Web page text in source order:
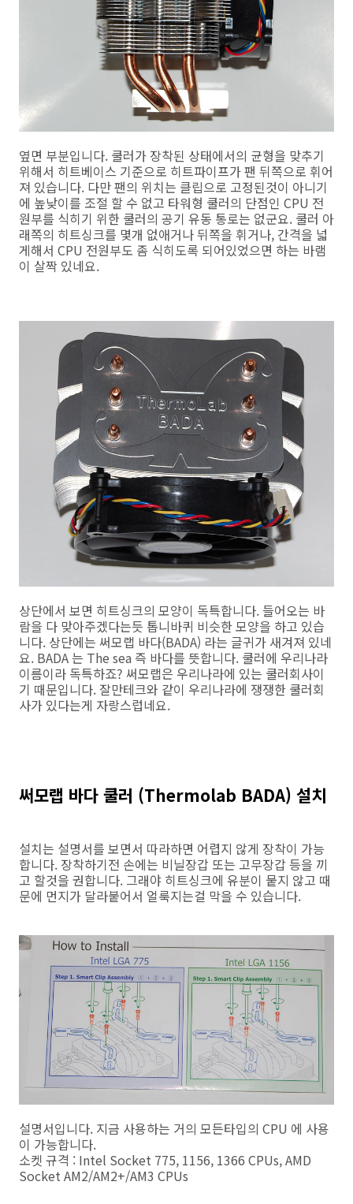
옆면 부분입니다. 쿨러가 장착된 상태에서의 균형을 맞추기
위해서 히트베이스 기준으로 히트파이프가 팬 뒤쪽으로 휘어
져 있습니다. 다만 팬의 위치는 클립으로 고정된것이 아니기
에 높낮이를 조절 할 수 없고 타워형 쿨러의 단점인 CPU 전
원부를 식히기 위한 쿨러의 공기 유동 통로는 없군요. 쿨러 아
래쪽의 히트싱크를 몇개 없애거나 뒤쪽을 휘거나, 간격을 넓
게해서 CPU 전원부도 좀 식히도록 되어있었으면 하는 바램
이 살짝 있네요.
상단에서 보면 히트싱크의 모양이 독특합니다. 들어오는 바
람을 다 맞아주겠다는듯 톱니바퀴 비슷한 모양을 하고 있습
니다. 상단에는 써모랩 바다(BADA) 라는 글귀가 새겨져 있네
요. BADA 는 The sea 즉 바다를 뜻합니다. 쿨러에 우리나라
이름이라 독특하죠? 써모랩은 우리나라에 있는 쿨러회사이
기 때문입니다. 잘만테크와 같이 우리나라에 쟁쟁한 쿨러회
사가 있다는게 자랑스럽네요.
써모랩 바다 쿨러 (Thermolab BADA) 설치
설치는 설명서를 보면서 따라하면 어렵지 않게 장착이 가능
합니다. 장착하기전 손에는 비닐장갑 또는 고무장갑 등을 끼
고 할것을 권합니다. 그래야 히트싱크에 유분이 뭍지 않고 때
문에 먼지가 달라붙어서 얼룩지는걸 막을 수 있습니다.
설명서입니다. 지금 사용하는 거의 모든타입의 CPU 에 사용
이 가능합니다.
소켓 규격 : Intel Socket 775, 1156, 1366 CPUs, AMD
Socket AM2/AM2+/AM3 CPUs